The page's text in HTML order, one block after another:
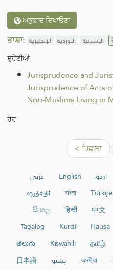
ਅਨੁਵਾਦ ਦਿਖਾਓਣਾ
ਭਾਸ਼ਾ: الإنجليزية الأوردية الإسبانية
ਸ਼੍ਰੇਣੀਆਂ
Jurisprudence and
Jurisprudence of Acts
Non-Muslims Living in
ਹੋਰ
< ਪਿਛਲਾ
عربي English اردو
ئۇيغۇرچە
বাংলা Türkçe
සිංහල
हिन्दी 中文
Tagalog
Kurdî Hausa
తెలుగు
Kiswahili தமிழ்
日本語
پښتو অসমীয়া